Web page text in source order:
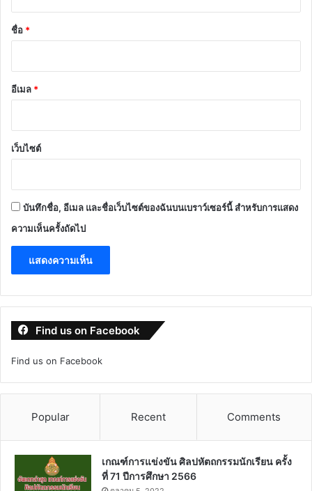
*
ชื่อ *
อีเมล *
เว็บไซต์
บันทึกชื่อ, อีเมล และชื่อเว็บไซต์ของฉันบนเบราว์เซอร์นี้ สำหรับการแสดง
ความเห็นครั้งถัดไป
Find us on Facebook
Find us on Facebook
Popular Recent Comments
เกณฑ์การแข่งขัน ศิลปหัตถกรรมนักเรียน ครั้ง
ที่ 71 ปีการศึกษา 2566